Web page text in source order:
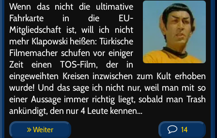
Wenn das nicht die ultimative
Fahrkarte in die EU-
Mitgliedschaft ist, will ich nicht
mehr Klapowski heißen: Türkische
Filmemacher schufen vor einiger
Zeit einen TOS-Film, der in
eingeweihten Kreisen inzwischen zum Kult erhoben
wurde! Und das sage ich nicht nur, weil man mit so
einer Aussage immer richtig liegt, sobald man Trash
ankündigt, den nur 4 Leute kennen…
Weiter 14